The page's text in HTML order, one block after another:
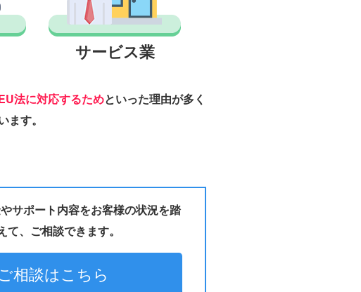
サービス業
法に対応するためといった理由が多く
す。
サポート内容をお客様の状況を踏
て、ご相談できます。
相談はこちら